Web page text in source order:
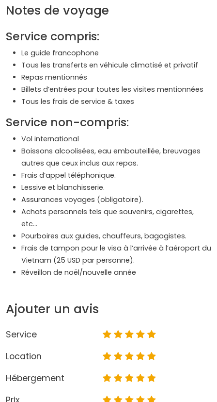
Notes de voyage
Service compris:
Le guide francophone
Tous les transferts en véhicule climatisé et privatif
Repas mentionnés
Billets d’entrées pour toutes les visites mentionnées
Tous les frais de service & taxes
Service non-compris:
Vol international
Boissons alcoolisées, eau embouteillée, breuvages
autres que ceux inclus aux repas.
Frais d’appel téléphonique.
Lessive et blanchisserie.
Assurances voyages (obligatoire).
Achats personnels tels que souvenirs, cigarettes,
etc…
Pourboires aux guides, chauffeurs, bagagistes.
Frais de tampon pour le visa à l’arrivée à l’aéroport du
Vietnam (25 USD par personne).
Réveillon de noël/nouvelle année
Ajouter un avis
Service
Location
Hébergement